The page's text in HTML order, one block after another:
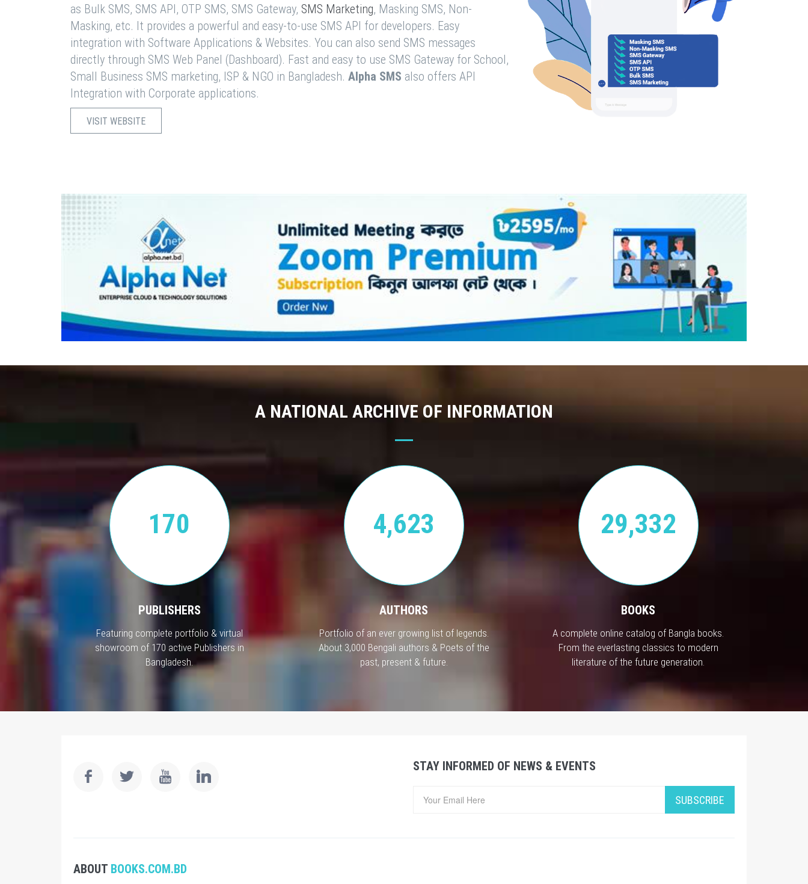
as Bulk SMS, SMS API, OTP SMS, SMS Gateway, SMS Marketing, Masking SMS, Non-
Masking, etc. It provides a powerful and easy-to-use SMS API for developers. Easy
integration with Software Applications & Websites. You can also send SMS messages
directly through SMS Web Panel (Dashboard). Fast and easy to use SMS Gateway for School,
Small Business SMS marketing, ISP & NGO in Bangladesh. Alpha SMS also offers API
Integration with Corporate applications.
VISIT WEBSITE
A NATIONAL ARCHIVE OF INFORMATION
170
PUBLISHERS
Featuring complete portfolio & virtual
showroom of 170 active Publishers in
Bangladesh.
4,623
AUTHORS
Portfolio of an ever growing list of legends.
About 3,000 Bengali authors & Poets of the
past, present & future.
29,332
BOOKS
A complete online catalog of Bangla books.
From the everlasting classics to modern
literature of the future generation.
STAY INFORMED OF NEWS & EVENTS
SUBSCRIBE
ABOUT BOOKS.COM.BD